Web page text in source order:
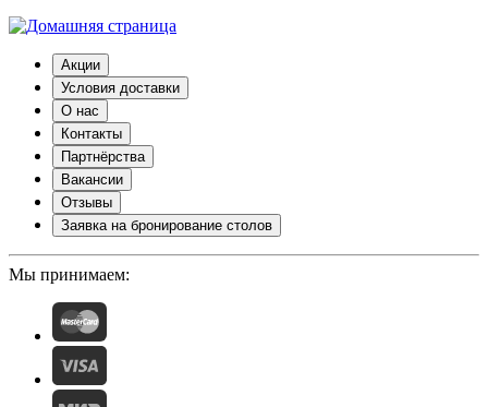
Акции
Условия доставки
О нас
Контакты
Партнёрства
Вакансии
Отзывы
Заявка на бронирование столов
Мы принимаем: